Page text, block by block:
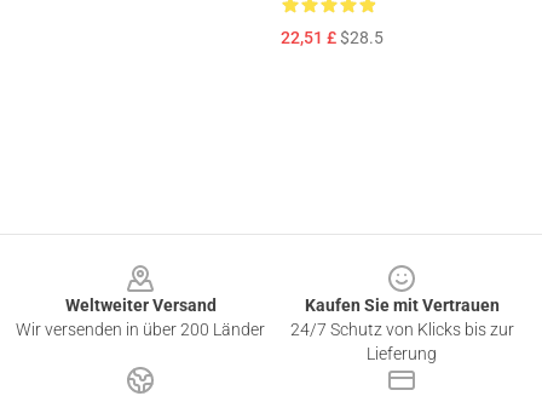
22,51 £$28.5
Weltweiter Versand
Wir versenden in über 200 Länder
Kaufen Sie mit Vertrauen
24/7 Schutz von Klicks bis zur
Lieferung